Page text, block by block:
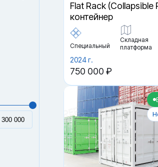
Flat Rack (Collapsible
контейнер
Специальный
Складная
платформа
2024 г.
750 000 ₽